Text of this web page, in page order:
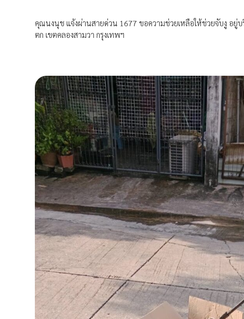
คุณนงนุช แจ้งผ่านสายด่วน 1677 ขอความช่วยเหลือให้ช่วยจับงู อยู่
ตก เขตคลองสามวา กรุงเทพฯ